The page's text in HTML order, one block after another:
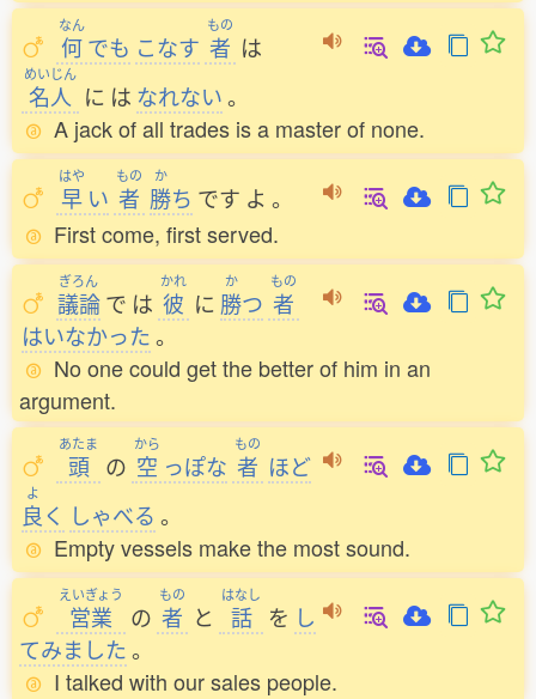
なん
何でも こなす
もの
者 は
めいじん
名人 に は なれない。
A jack of all trades is a master of none.
はや
早 い
もの
者
か
勝ち です よ 。
First come, first served.
ぎろん
議論 で は
かれ
彼 に
か
勝つ
もの
者
はいなかった。
No one could get the better of him in an
argument.
あたま
頭 の
から
空 っぽな
もの
者 ほど
よ
良く しゃべる 。
Empty vessels make the most sound.
えいぎょう
営業 の
もの
者 と
はなし
話 を し
てみました。
I talked with our sales people.